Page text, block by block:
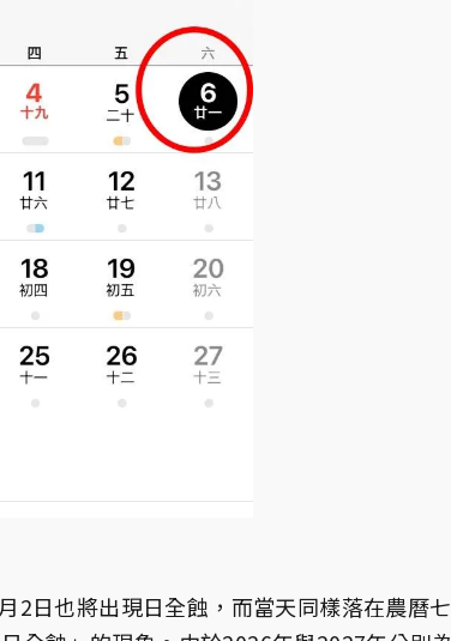
2日也將出現日全蝕，而當天同樣落在農曆七